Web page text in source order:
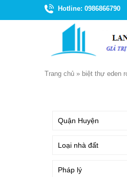
Hotline: 0986866790
Trang chủ » biệt thự eden